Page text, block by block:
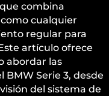
combina
cualquier
regular para
artículo ofrece
abordar las
BMW Serie 3, desde
del sistema de